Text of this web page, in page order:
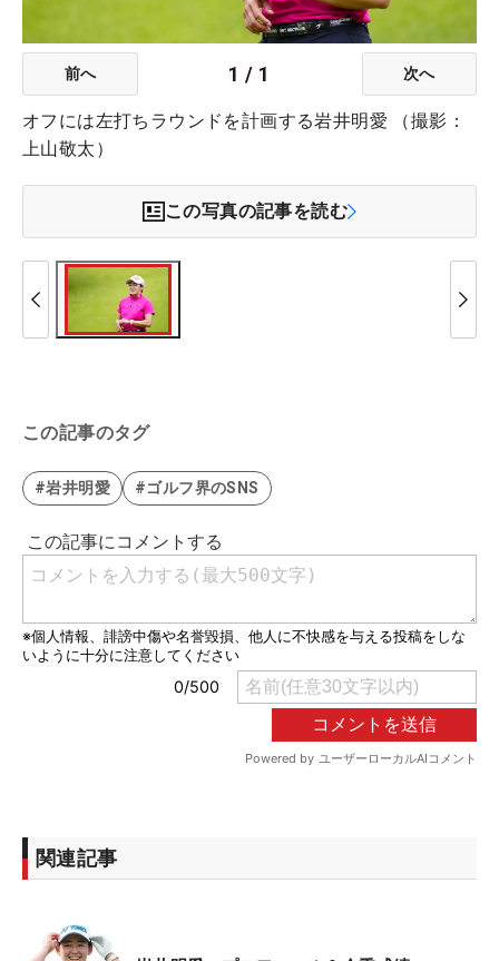
前へ 1 / 1 次へ
オフには左打ちラウンドを計画する岩井明愛 （撮影：
上山敬太）
この写真の記事を読む
この記事のタグ
#岩井明愛 #ゴルフ界のSNS
関連記事